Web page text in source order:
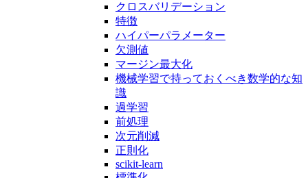
クロスバリデーション
特徴
ハイパーパラメーター
欠測値
マージン最大化
機械学習で持っておくべき数学的な知
識
過学習
前処理
次元削減
正則化
scikit-learn